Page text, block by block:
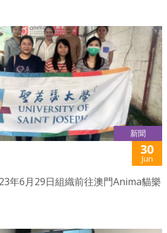
新聞
30
Jun
年6月29日組織前往澳門Anima貓樂